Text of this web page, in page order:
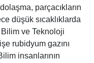
parçacıkların
düşük sıcaklıklarda
ve Teknoloji
rubidyum gazını
insanlarının